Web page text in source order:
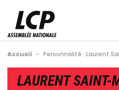
contenu
principal
Fil
d'Ariane
Accueil - Personnalité : Laurent
BackLAURENT SAINT-